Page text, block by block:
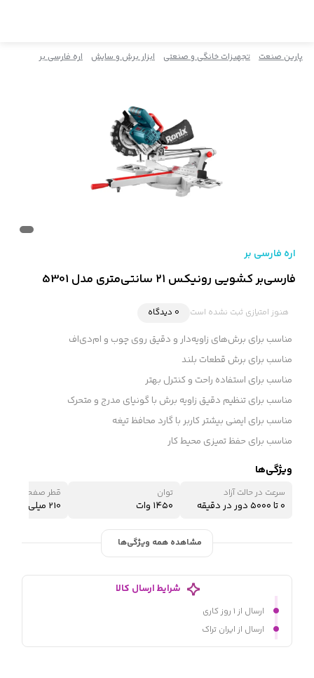
پارین صنعت تجهیزات خانگی و صنعتی ابزار برش و سایش اره فارسی بر
اره فارسی بر
فارسی‌بر کشویی رونیکس ۲۱ سانتی‌متری مدل 5301
هنوز امتیازی ثبت نشده است 0 دیدگاه
مناسب برای برش‌های زاویه‌دار و دقیق روی چوب و ام‌دی‌اف
مناسب برای برش قطعات بلند
مناسب برای استفاده راحت و کنترل بهتر
مناسب برای تنظیم دقیق زاویه برش با گونیای مدرج و متحرک
مناسب برای ایمنی بیشتر کاربر با گارد محافظ تیغه
مناسب برای حفظ تمیزی محیط کار
ویژگی‌ها
سرعت در حالت آزاد
۰ تا ۵۰۰۰ دور در دقیقه
توان
۱۴۵۰ وات
قطر صفحه برش
210 میلی‌متر
مشاهده همه ویژگی‌ها
شرایط ارسال کالا
ارسال از ۱ روز کاری
ارسال از ایران تراک